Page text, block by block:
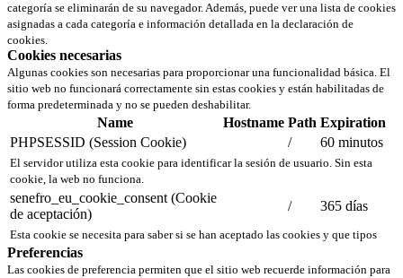
categoría se eliminarán de su navegador. Además, puede ver una lista de cookies
asignadas a cada categoría e información detallada en la declaración de
cookies.
Cookies necesarias
Algunas cookies son necesarias para proporcionar una funcionalidad básica. El
sitio web no funcionará correctamente sin estas cookies y están habilitadas de
forma predeterminada y no se pueden deshabilitar.
Name Hostname Path Expiration
PHPSESSID (Session Cookie)
/ 60 minutos
El servidor utiliza esta cookie para identificar la sesión de usuario. Sin esta
cookie, la web no funciona.
senefro_eu_cookie_consent (Cookie
de aceptación)
/ 365 días
Esta cookie se necesita para saber si se han aceptado las cookies y que tipos
Preferencias
Las cookies de preferencia permiten que el sitio web recuerde información para